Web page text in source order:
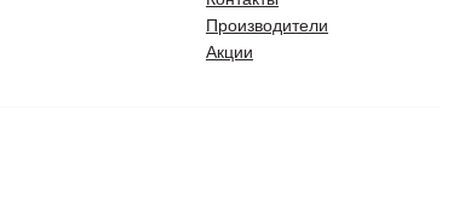
Производители
Акции